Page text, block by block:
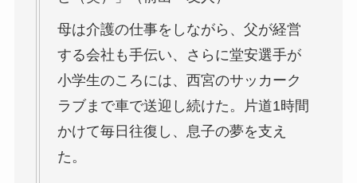
母は介護の仕事をしながら、父が経営
する会社も手伝い、さらに堂安選手が
小学生のころには、西宮のサッカーク
ラブまで車で送迎し続けた。片道1時間
かけて毎日往復し、息子の夢を支え
た。